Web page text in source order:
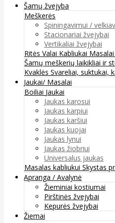
Šamų žvejyba
Meškerės
Spiningavimui /
Stacionariai žvejybai
Vertikaliai žvejybai
Ritės Valai Kabliukai
Šamų meškerių laikikliai ir
Kvaklės Svareliai, suktukai,
Jaukai/ Masalai
Boiliai Jaukai
Jaukas karosui
Jaukas karpiui
Jaukas karšiui
Jaukas kuojai
Jaukas lynui
Jaukas žiobriui
Universalus jaukas
Masalas kabliukui Skystas
Apranga / Avalynė
Žieminiai kostiumai
Pirštinės žvejybai
Kepurės žvejybai
Žiemai